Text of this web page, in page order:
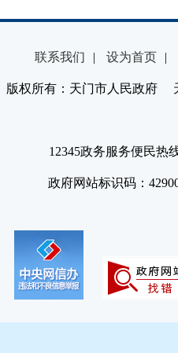
联系我们 | 设为首页 |
版权所有：天门市人民政府
12345政务服务便民热
政府网站标识码：